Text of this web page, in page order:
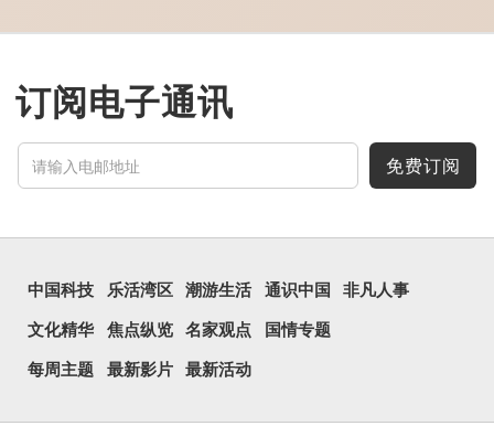
「么」在古文中常表示
「尛」等同于「么」，那么
它的意思也一样，也是「微
小、细小」的意思。
有台湾网友将「...
订阅电子通讯
免费订阅
中国科技 乐活湾区 潮游生活 通识中国 非凡人事
文化精华 焦点纵览 名家观点 国情专题
每周主题 最新影片 最新活动